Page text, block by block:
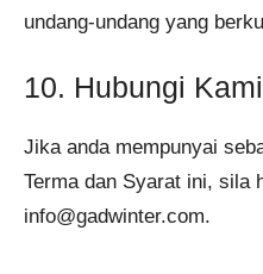
undang-undang yang
10. Hubungi Kami
Jika anda mempunyai
Terma dan Syarat ini, sila
info@gadwinter.com.